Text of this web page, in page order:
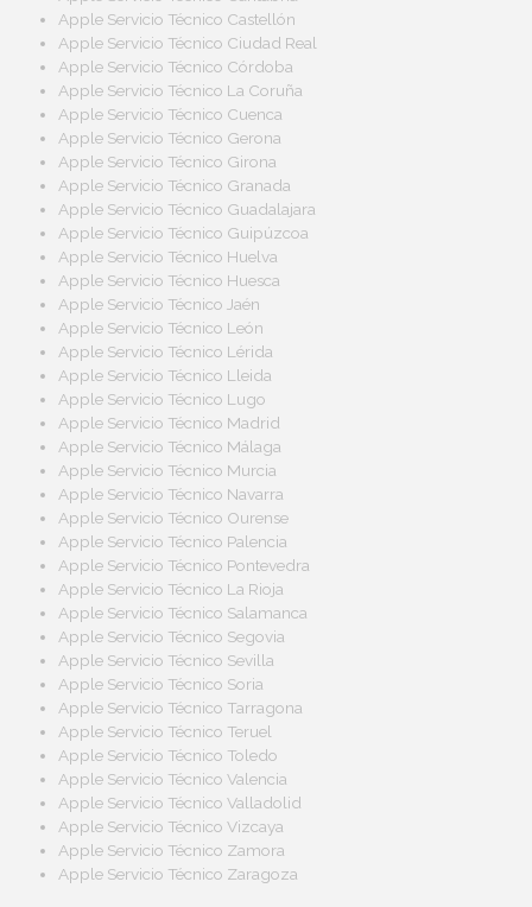
Apple Servicio Técnico Castellón
Apple Servicio Técnico Ciudad Real
Apple Servicio Técnico Córdoba
Apple Servicio Técnico La Coruña
Apple Servicio Técnico Cuenca
Apple Servicio Técnico Gerona
Apple Servicio Técnico Girona
Apple Servicio Técnico Granada
Apple Servicio Técnico Guadalajara
Apple Servicio Técnico Guipúzcoa
Apple Servicio Técnico Huelva
Apple Servicio Técnico Huesca
Apple Servicio Técnico Jaén
Apple Servicio Técnico León
Apple Servicio Técnico Lérida
Apple Servicio Técnico Lleida
Apple Servicio Técnico Lugo
Apple Servicio Técnico Madrid
Apple Servicio Técnico Málaga
Apple Servicio Técnico Murcia
Apple Servicio Técnico Navarra
Apple Servicio Técnico Ourense
Apple Servicio Técnico Palencia
Apple Servicio Técnico Pontevedra
Apple Servicio Técnico La Rioja
Apple Servicio Técnico Salamanca
Apple Servicio Técnico Segovia
Apple Servicio Técnico Sevilla
Apple Servicio Técnico Soria
Apple Servicio Técnico Tarragona
Apple Servicio Técnico Teruel
Apple Servicio Técnico Toledo
Apple Servicio Técnico Valencia
Apple Servicio Técnico Valladolid
Apple Servicio Técnico Vizcaya
Apple Servicio Técnico Zamora
Apple Servicio Técnico Zaragoza